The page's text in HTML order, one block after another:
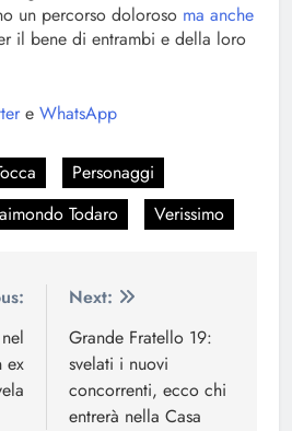
un percorso doloroso ma anche
il bene di entrambi e della loro
e WhatsApp
Personaggi
Todaro Verissimo
ex
Next:
Grande Fratello 19:
svelati i nuovi
concorrenti, ecco chi
entrerà nella Casa